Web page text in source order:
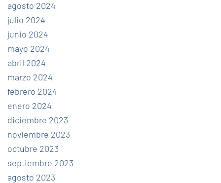
agosto 2024
julio 2024
junio 2024
mayo 2024
abril 2024
marzo 2024
febrero 2024
enero 2024
diciembre 2023
noviembre 2023
octubre 2023
septiembre 2023
agosto 2023